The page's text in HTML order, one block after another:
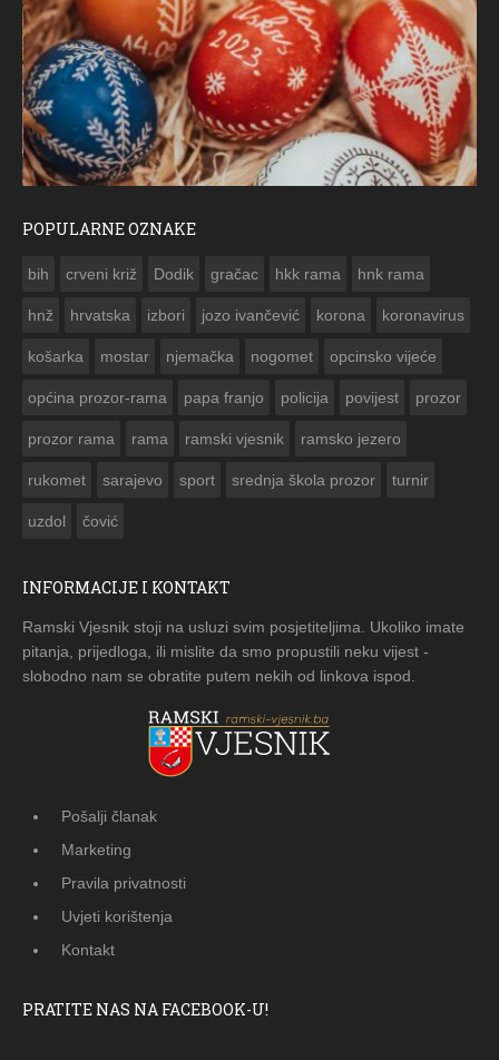
POPULARNE OZNAKE
bih crveni križ Dodik gračac hkk rama hnk rama
hnž hrvatska izbori jozo ivančević korona koronavirus
košarka mostar njemačka nogomet opcinsko vijeće
općina prozor-rama papa franjo policija povijest prozor
prozor rama rama ramski vjesnik ramsko jezero
rukomet sarajevo sport srednja škola prozor turnir
uzdol čović
INFORMACIJE I KONTAKT
Ramski Vjesnik stoji na usluzi svim posjetiteljima. Ukoliko imate
pitanja, prijedloga, ili mislite da smo propustili neku vijest -
slobodno nam se obratite putem nekih od linkova ispod.
Pošalji članak
Marketing
Pravila privatnosti
Uvjeti korištenja
Kontakt
PRATITE NAS NA FACEBOOK-U!